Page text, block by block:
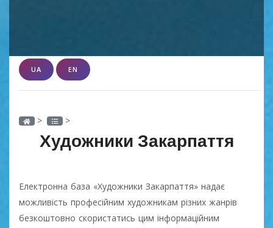
UA EN
> >
Художники Закарпаття
Електронна база «Художники Закарпаття» надає
можливість професійним художникам різних жанрів
безкоштовно скористатись цим інформаційним